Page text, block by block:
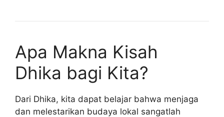
Apa Makna Kisah
Dhika bagi Kita?
Dari Dhika, kita dapat belajar bahwa menjaga
dan melestarikan budaya lokal sangatlah